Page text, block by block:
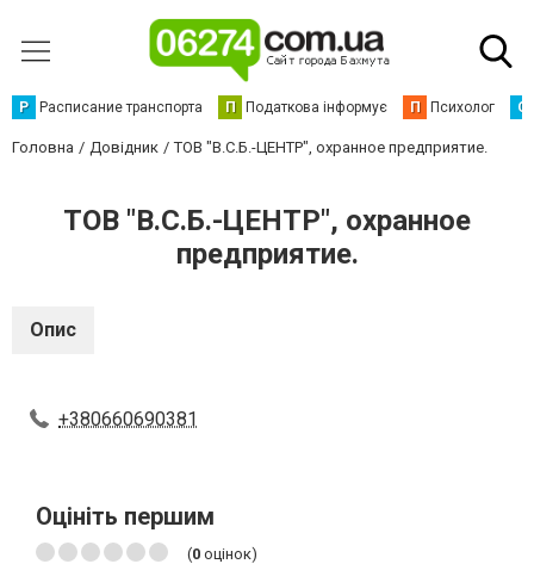
Р Расписание транспорта П Податкова інформує П Психолог С
Головна Довідник ТОВ "В.С.Б.-ЦЕНТР", охранное предприятие.
ТОВ "В.С.Б.-ЦЕНТР", охранное
предприятие.
Опис
+380660690381
Оцініть першим
(0 оцінок)